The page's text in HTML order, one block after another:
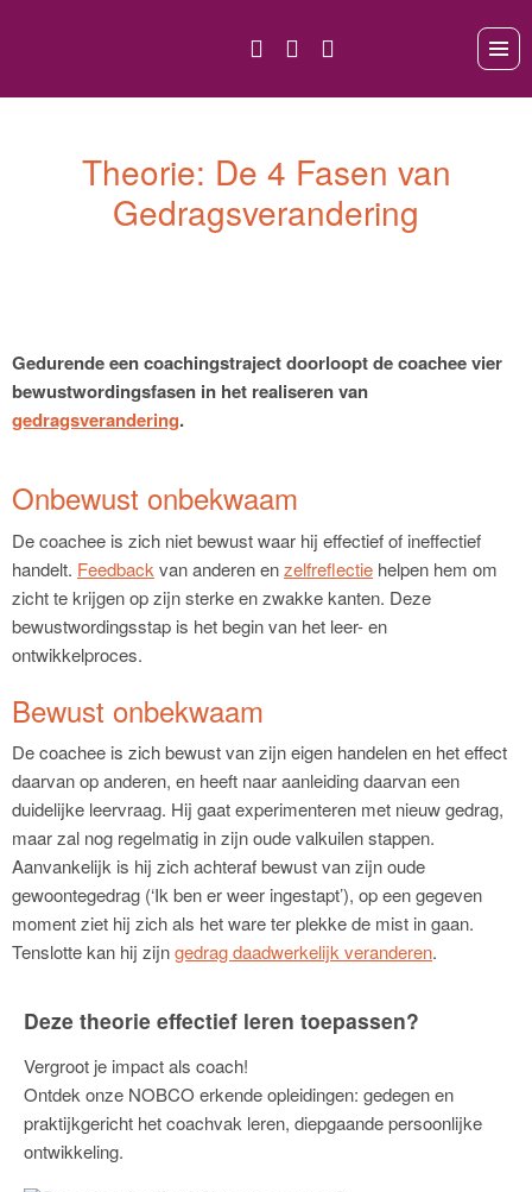
Theorie: De 4 Fasen van
Gedragsverandering
Gedurende een coachingstraject doorloopt de coachee vier
bewustwordingsfasen in het realiseren van
gedragsverandering.
Onbewust onbekwaam
De coachee is zich niet bewust waar hij effectief of ineffectief
handelt. Feedback van anderen enzelfreflectie helpen hem om
zicht te krijgen op zijn sterke en zwakke kanten. Deze
bewustwordingsstap is het begin van het leer- en
ontwikkelproces.
Bewust onbekwaam
De coachee is zich bewust van zijn eigen handelen en het effect
daarvan op anderen, en heeft naar aanleiding daarvan een
duidelijke leervraag. Hij gaat experimenteren met nieuw gedrag,
maar zal nog regelmatig in zijn oude valkuilen stappen.
Aanvankelijk is hij zich achteraf bewust van zijn oude
gewoontegedrag (‘Ik ben er weer ingestapt’), op een gegeven
moment ziet hij zich als het ware ter plekke de mist in gaan.
Tenslotte kan hij zijngedrag daadwerkelijk veranderen.
Deze theorie effectief leren toepassen?
Vergroot je impact als coach!
Ontdek onze NOBCO erkende opleidingen: gedegen en
praktijkgericht het coachvak leren, diepgaande persoonlijke
ontwikkeling.